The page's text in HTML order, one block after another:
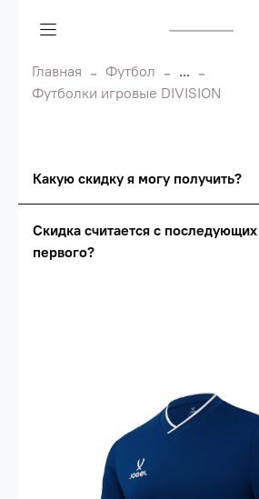
Главная Футбол
...
Футболки игровые DIVISION
Какую скидку я могу получить?
Сумма скидки зависит от
сумма всех
30.000
(33%)
- сумма всех
Скидка считается с
первого?